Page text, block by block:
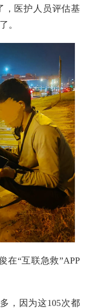
，医护人员评估基
。
在“互联急救”APP
，因为这105次都